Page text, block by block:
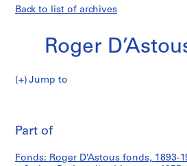
Back to list of archives
Roger
Jump to
e
r
pour
Part of
Fonds: Roger D’Astous fonds, 1893-